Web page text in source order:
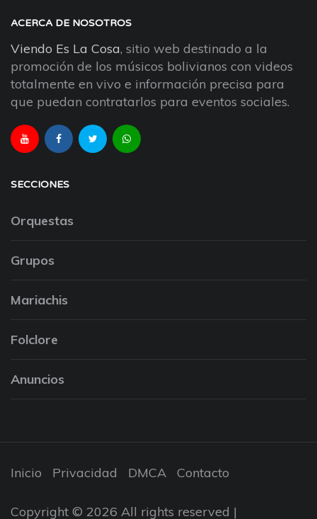
ACERCA DE NOSOTROS
Viendo Es La Cosa, sitio web destinado a la
promoción de los músicos bolivianos con videos
totalmente en vivo e información precisa para
que puedan contratarlos para eventos sociales.
SECCIONES
Orquestas
Grupos
Mariachis
Folclore
Anuncios
Inicio Privacidad DMCA Contacto
Copyright © 2026 All rights reserved |